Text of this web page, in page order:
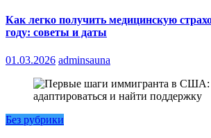
Как легко получить медицинскую
году: советы и даты
01.03.2026 adminsauna
Без рубрики